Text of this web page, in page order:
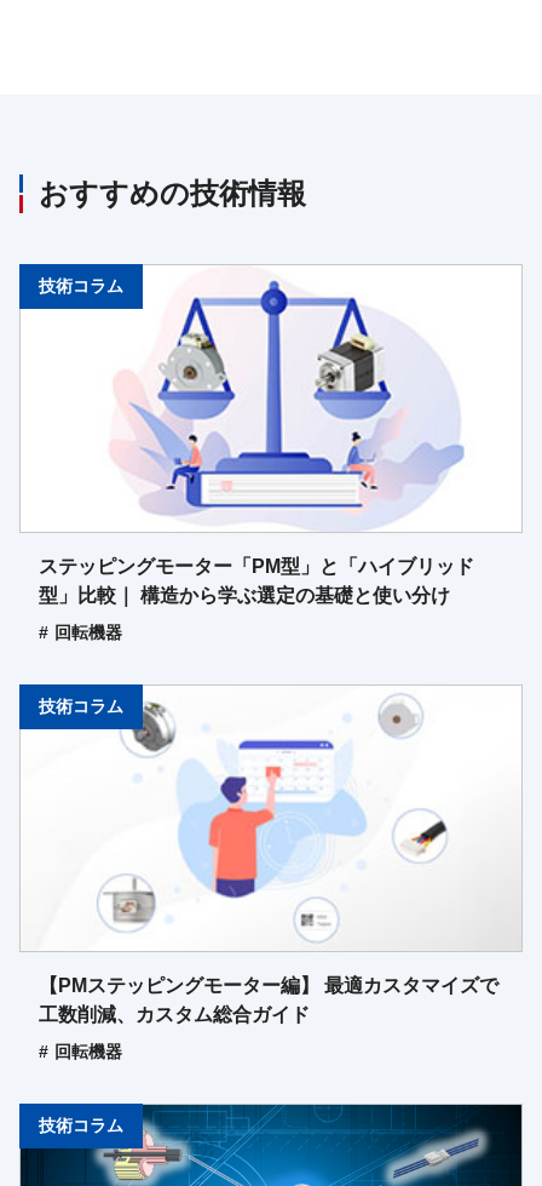
おすすめの技術情報
技術コラム
ステッピングモーター「PM型」と「ハイブリッド
型」比較｜ 構造から学ぶ選定の基礎と使い分け
回転機器
技術コラム
【PMステッピングモーター編】 最適カスタマイズで
工数削減、カスタム総合ガイド
回転機器
技術コラム